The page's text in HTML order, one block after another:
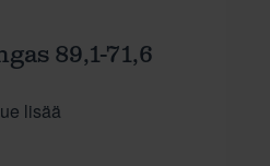
89,1-71,6
lisää